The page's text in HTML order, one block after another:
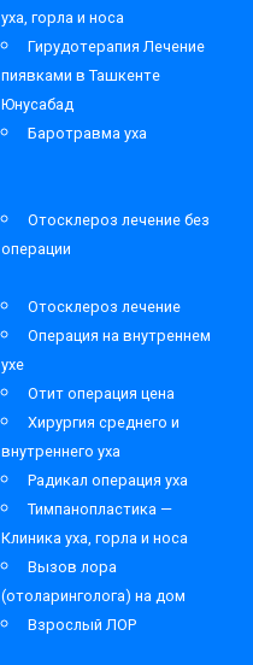
уха, горла и носа
Гирудотерапия Лечение
пиявками в Ташкенте
Юнусабад
Баротравма уха
Отосклероз лечение без
операции
Отосклероз лечение
Операция на внутреннем
ухе
Отит операция цена
Хирургия среднего и
внутреннего уха
Радикал операция уха
Тимпанопластика —
Клиника уха, горла и носа
Вызов лора
(отоларинголога) на дом
Взрослый ЛОР